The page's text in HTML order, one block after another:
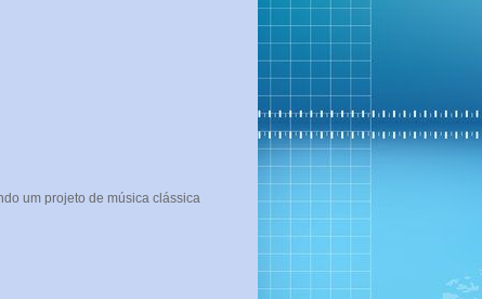
um projeto de música clássica